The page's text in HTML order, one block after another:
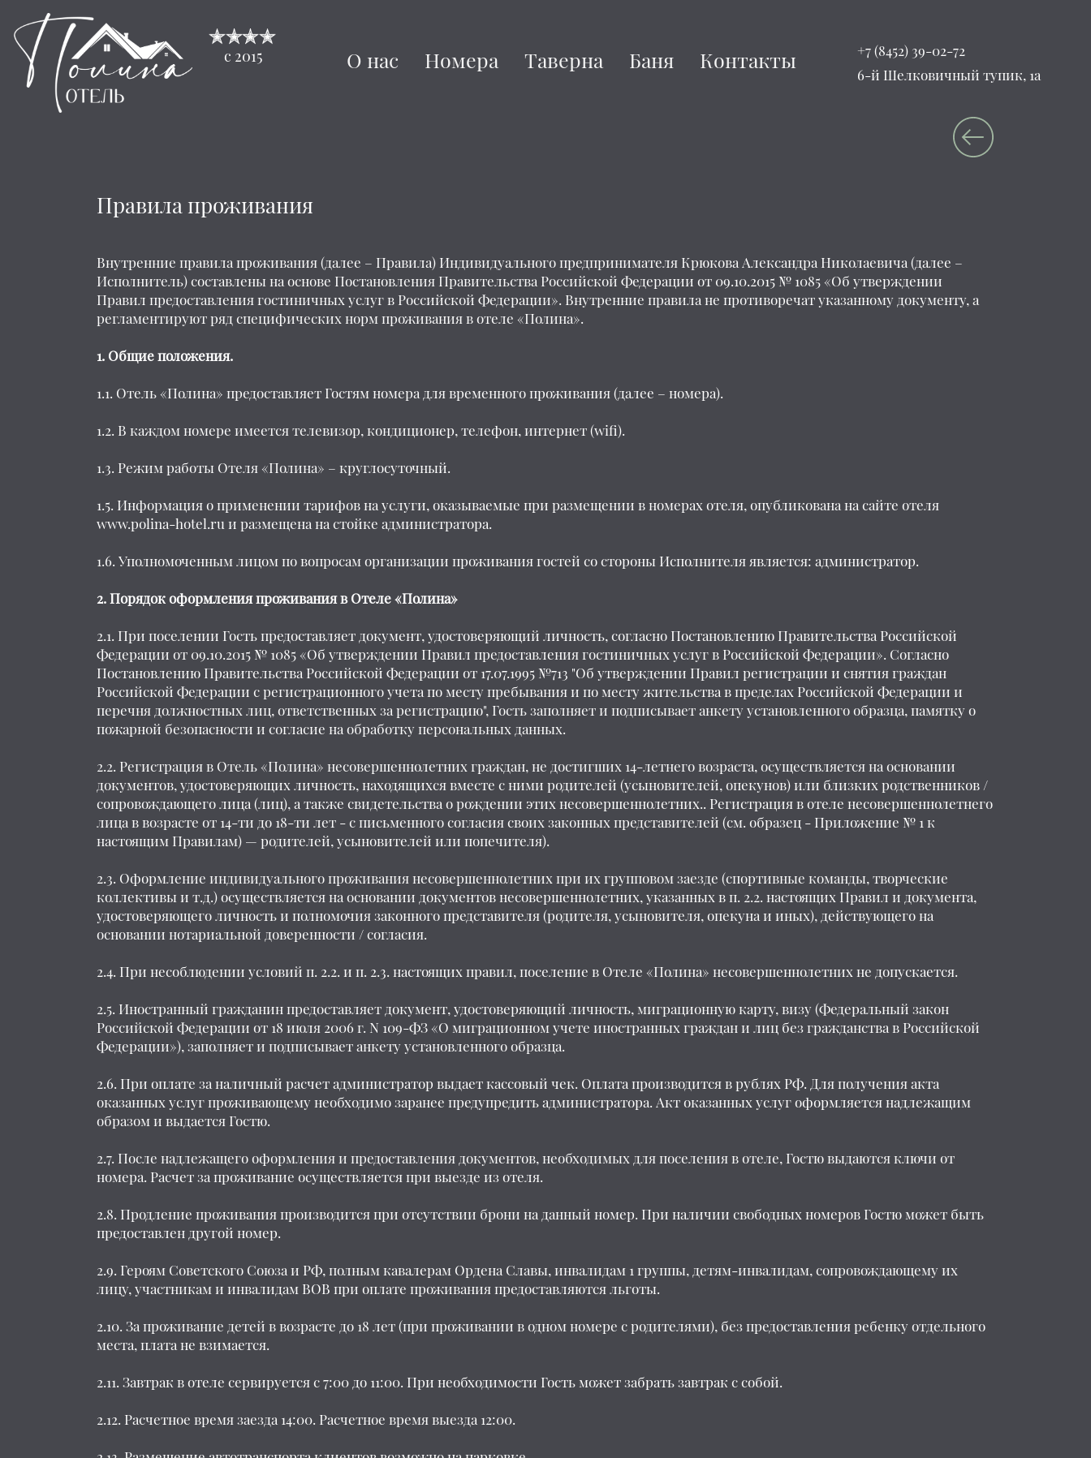
с 2015 О нас Номера Таверна Баня Контакты
+7 (8452) 39-02-72
6-й Шелковичный тупик, 1а
Правила проживания
Внутренние правила проживания (далее – Правила) Индивидуального предпринимателя Крюкова Александра Николаевича (далее –
Исполнитель) составлены на основе Постановления Правительства Российской Федерации от 09.10.2015 № 1085 «Об утверждении
Правил предоставления гостиничных услуг в Российской Федерации». Внутренние правила не противоречат указанному документу, а
регламентируют ряд специфических норм проживания в отеле «Полина».
1. Общие положения.
1.1. Отель «Полина» предоставляет Гостям номера для временного проживания (далее – номера).
1.2. В каждом номере имеется телевизор, кондиционер, телефон, интернет (wifi).
1.3. Режим работы Отеля «Полина» – круглосуточный.
1.5. Информация о применении тарифов на услуги, оказываемые при размещении в номерах отеля, опубликована на сайте отеля
www.polina-hotel.ru и размещена на стойке администратора.
1.6. Уполномоченным лицом по вопросам организации проживания гостей со стороны Исполнителя является: администратор.
2. Порядок оформления проживания в Отеле «Полина»
2.1. При поселении Гость предоставляет документ, удостоверяющий личность, согласно Постановлению Правительства Российской
Федерации от 09.10.2015 № 1085 «Об утверждении Правил предоставления гостиничных услуг в Российской Федерации». Согласно
Постановлению Правительства Российской Федерации от 17.07.1995 №713 "Об утверждении Правил регистрации и снятия граждан
Российской Федерации с регистрационного учета по месту пребывания и по месту жительства в пределах Российской Федерации и
перечня должностных лиц, ответственных за регистрацию", Гость заполняет и подписывает анкету установленного образца, памятку о
пожарной безопасности и согласие на обработку персональных данных.
2.2. Регистрация в Отель «Полина» несовершеннолетних граждан, не достигших 14-летнего возраста, осуществляется на основании
документов, удостоверяющих личность, находящихся вместе с ними родителей (усыновителей, опекунов) или близких родственников /
сопровождающего лица (лиц), а также свидетельства о рождении этих несовершеннолетних.. Регистрация в отеле несовершеннолетнего
лица в возрасте от 14-ти до 18-ти лет - с письменного согласия своих законных представителей (см. образец - Приложение № 1 к
настоящим Правилам) — родителей, усыновителей или попечителя).
2.3. Оформление индивидуального проживания несовершеннолетних при их групповом заезде (спортивные команды, творческие
коллективы и т.д.) осуществляется на основании документов несовершеннолетних, указанных в п. 2.2. настоящих Правил и документа,
удостоверяющего личность и полномочия законного представителя (родителя, усыновителя, опекуна и иных), действующего на
основании нотариальной доверенности / согласия.
2.4. При несоблюдении условий п. 2.2. и п. 2.3. настоящих правил, поселение в Отеле «Полина» несовершеннолетних не допускается.
2.5. Иностранный гражданин предоставляет документ, удостоверяющий личность, миграционную карту, визу (Федеральный закон
Российской Федерации от 18 июля 2006 г. N 109-ФЗ «О миграционном учете иностранных граждан и лиц без гражданства в Российской
Федерации»), заполняет и подписывает анкету установленного образца.
2.6. При оплате за наличный расчет администратор выдает кассовый чек. Оплата производится в рублях РФ. Для получения акта
оказанных услуг проживающему необходимо заранее предупредить администратора. Акт оказанных услуг оформляется надлежащим
образом и выдается Гостю.
2.7. После надлежащего оформления и предоставления документов, необходимых для поселения в отеле, Гостю выдаются ключи от
номера. Расчет за проживание осуществляется при выезде из отеля.
2.8. Продление проживания производится при отсутствии брони на данный номер. При наличии свободных номеров Гостю может быть
предоставлен другой номер.
2.9. Героям Советского Союза и РФ, полным кавалерам Ордена Славы, инвалидам 1 группы, детям-инвалидам, сопровождающему их
лицу, участникам и инвалидам ВОВ при оплате проживания предоставляются льготы.
2.10. За проживание детей в возрасте до 18 лет (при проживании в одном номере с родителями), без предоставления ребенку отдельного
места, плата не взимается.
2.11. Завтрак в отеле сервируется с 7:00 до 11:00. При необходимости Гость может забрать завтрак с собой.
2.12. Расчетное время заезда 14:00. Расчетное время выезда 12:00.